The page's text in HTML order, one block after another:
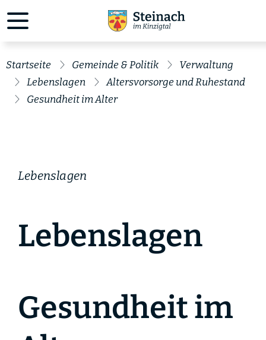
Startseite Gemeinde & Politik
Verwaltung
Lebenslagen
Altersvorsorge und Ruhestand
Gesundheit im Alter
Lebenslagen
Lebenslagen
Gesundheit im